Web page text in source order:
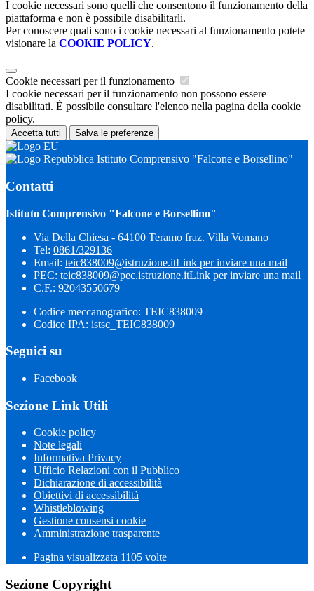
I cookie necessari sono quelli che consentono il funzionamento della
piattaforma e non è possibile disabilitarli.
Per conoscere quali sono i cookie necessari al funzionamento potete
visionare la COOKIE POLICY.
Cookie necessari per il funzionamento
I cookie necessari per il funzionamento non possono essere
disabilitati. È possibile consultare l'elenco nella pagina della cookie
policy.
Accetta tutti Salva le preferenze
Istituto Comprensivo "Falcone e Borsellino"
Contatti
Istituto Comprensivo "Falcone e Borsellino"
Via Della Chiesa - 64100 Teramo fraz. Villa Vomano
Tel: 0861/329136
Email: teic838009@istruzione.itLink per inviare una mail
PEC: teic838009@pec.​istruzione.itLink per inviare una mail
C.F.: 92043550679
Codice meccanografico: TEIC838009
Codice IPA: istsc_TEIC838009
Seguici su
Facebook
Sezione Link Utili
Cookie policy
Note legali
Informativa Privacy
Ufficio Relazioni con il Pubblico
Dichiarazione di accessibilità
Obiettivi di accessibilità
Whistleblowing
Gestione consensi cookie
Amministrazione trasparente
Pagina visualizzata 1105 volte
Sezione Copyright